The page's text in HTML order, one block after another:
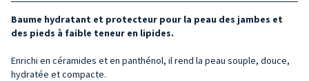
Baume hydratant et protecteur pour la peau des jambes et
des pieds à faible teneur en lipides.
Enrichi en céramides et en panthénol, il rend la peau souple, douce,
hydratée et compacte.